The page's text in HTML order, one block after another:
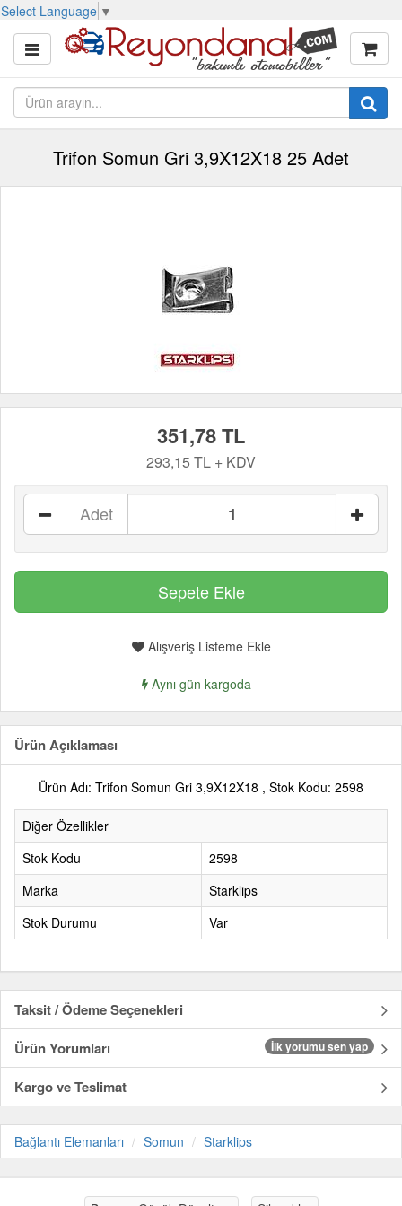
Select Language ▼
Trifon Somun Gri 3,9X12X18 25 Adet
351,78 TL
293,15 TL + KDV
Adet
Alışveriş Listeme Ekle
Aynı gün kargoda
Ürün Açıklaması
Ürün Adı: Trifon Somun Gri 3,9X12X18 , Stok Kodu: 2598
Diğer Özellikler
Stok Kodu
2598
Marka
Starklips
Stok Durumu
Var
Taksit / Ödeme Seçenekleri
Ürün Yorumları
İlk yorumu sen yap
Kargo ve Teslimat
Bağlantı Elemanları Somun Starklips